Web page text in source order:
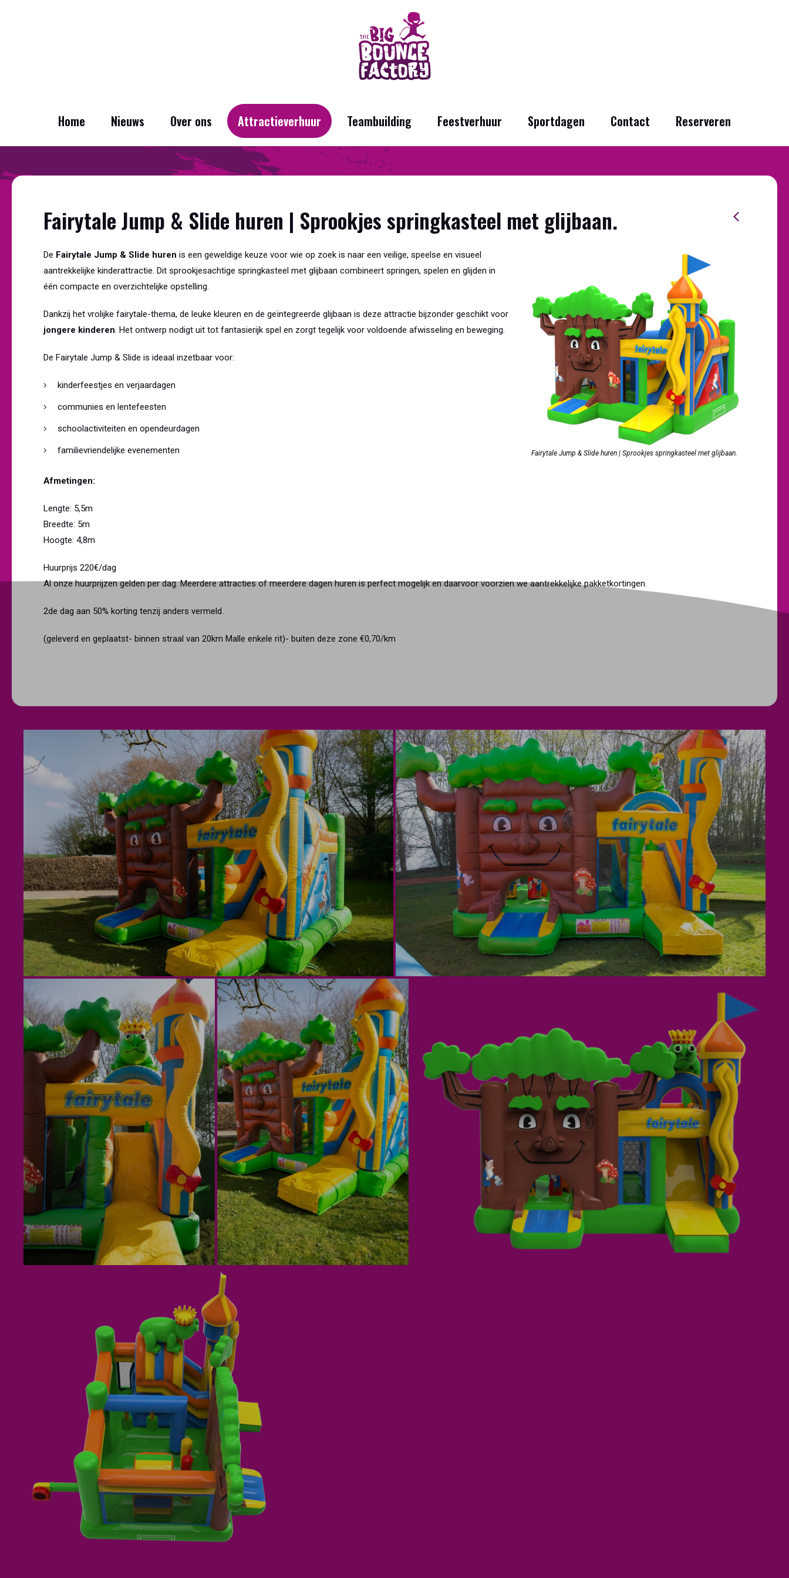
Home Nieuws Over ons Attractieverhuur Teambuilding Feestverhuur Sportdagen Contact Reserveren
Fairytale Jump & Slide huren | Sprookjes springkasteel met glijbaan.
Fairytale Jump & Slide huren | Sprookjes springkasteel met glijbaan.
De Fairytale Jump & Slide huren is een geweldige keuze voor wie op zoek is naar een veilige, speelse en visueel
aantrekkelijke kinderattractie. Dit sprookjesachtige springkasteel met glijbaan combineert springen, spelen en glijden in
één compacte en overzichtelijke opstelling.
Dankzij het vrolijke fairytale-thema, de leuke kleuren en de geïntegreerde glijbaan is deze attractie bijzonder geschikt voor
jongere kinderen. Het ontwerp nodigt uit tot fantasierijk spel en zorgt tegelijk voor voldoende afwisseling en beweging.
De Fairytale Jump & Slide is ideaal inzetbaar voor:
kinderfeestjes en verjaardagen
communies en lentefeesten
schoolactiviteiten en opendeurdagen
familievriendelijke evenementen
Afmetingen:
Lengte: 5,5m
Breedte: 5m
Hoogte: 4,8m
Huurprijs 220€/dag
Al onze huurprijzen gelden per dag. Meerdere attracties of meerdere dagen huren is perfect mogelijk en daarvoor voorzien we aantrekkelijke pakketkortingen.
2de dag aan 50% korting tenzij anders vermeld.
(geleverd en geplaatst- binnen straal van 20km Malle enkele rit)- buiten deze zone €0,70/km